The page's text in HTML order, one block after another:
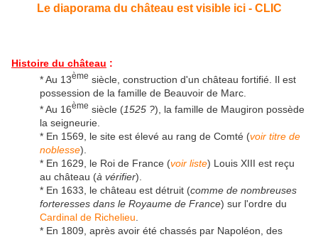
Le diaporama du château est visible ici - CLIC
Histoire du château :
* Au 13ème siècle, construction d'un château fortifié. Il est
possession de la famille de Beauvoir de Marc.
* Au 16ème siècle (1525 ?), la famille de Maugiron possède
la seigneurie.
* En 1569, le site est élevé au rang de Comté (voir titre de
noblesse).
* En 1629, le Roi de France (voir liste) Louis XIII est reçu
au château (à vérifier).
* En 1633, le château est détruit (comme de nombreuses
forteresses dans le Royaume de France) sur l'ordre du
Cardinal de Richelieu
* En 1809, après avoir été chassés par Napoléon, des